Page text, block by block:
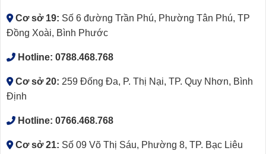
Cơ sở 19: Số 6 đường Trần Phú, Phường Tân Phú, TP
Đồng Xoài, Bình Phước
Hotline: 0788.468.768
Cơ sở 20: 259 Đống Đa, P. Thị Nại, TP. Quy Nhơn, Bình
Định
Hotline: 0766.468.768
Cơ sở 21: Số 09 Võ Thị Sáu, Phường 8, TP. Bạc Liêu